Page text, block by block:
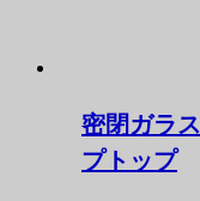
密閉ガラ
プトップ